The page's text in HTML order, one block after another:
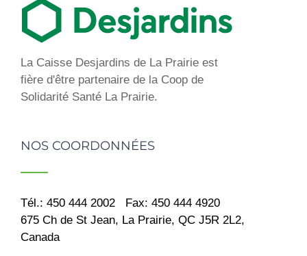
La Caisse Desjardins de La Prairie est
fière d'être partenaire de la Coop de
Solidarité Santé La Prairie.
NOS COORDONNÉES
Tél.: 450 444 2002
Fax: 450 444 4920
675 Ch de St Jean, La Prairie, QC J5R 2L2,
Canada